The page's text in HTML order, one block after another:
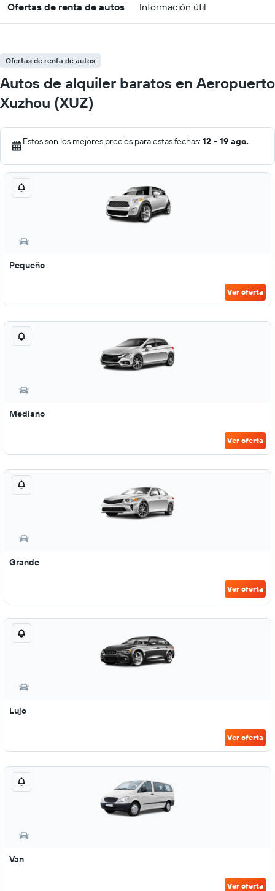
Ofertas de renta de autos Información útil
Ofertas de renta de autos
Autos de alquiler baratos en Aeropuerto
Xuzhou (XUZ)
Estos son los mejores precios para estas fechas: 12 - 19 ago.
Pequeño
Ver oferta
Mediano
Ver oferta
Grande
Ver oferta
Lujo
Ver oferta
Van
Ver oferta